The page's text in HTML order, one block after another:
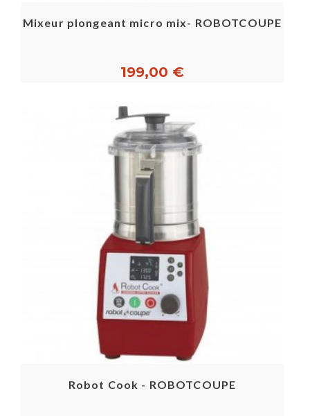
Mixeur plongeant micro mix- ROBOTCOUPE
199,00 €
Robot Cook - ROBOTCOUPE